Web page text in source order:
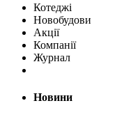
Котеджі
Новобудови
Акції
Компанії
Журнал
Новини